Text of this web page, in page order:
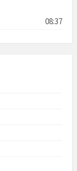
08:37